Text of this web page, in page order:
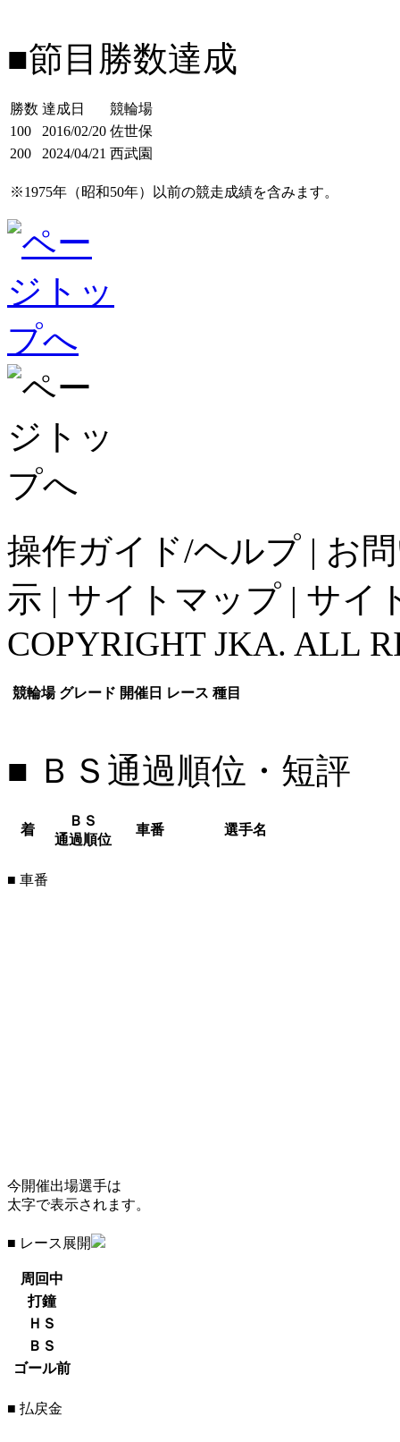
■節目勝数達成
勝数 達成日
競輪場
100
2016/02/20 佐世保
200
2024/04/21 西武園
※1975年（昭和50年）以前の競走成績を含みます。
操作ガイド/ヘルプ | お
示 | サイトマップ | サイ
COPYRIGHT JKA. ALL
競輪場 グレード 開催日 レース 種目
■ ＢＳ通過順位・短評
着
ＢＳ
通過順位
車番 選手名
■ 車番
今開催出場選手は
太字で表示されます。
■ レース展開
周回中
打鐘
ＨＳ
ＢＳ
ゴール前
■ 払戻金